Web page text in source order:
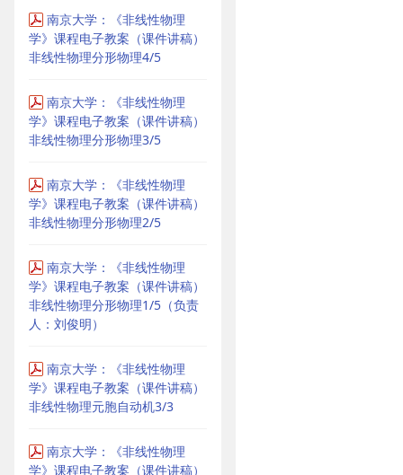
南京大学：《非线性物理
学》课程电子教案（课件讲稿）
非线性物理分形物理4/5
南京大学：《非线性物理
学》课程电子教案（课件讲稿）
非线性物理分形物理3/5
南京大学：《非线性物理
学》课程电子教案（课件讲稿）
非线性物理分形物理2/5
南京大学：《非线性物理
学》课程电子教案（课件讲稿）
非线性物理分形物理1/5（负责
人：刘俊明）
南京大学：《非线性物理
学》课程电子教案（课件讲稿）
非线性物理元胞自动机3/3
南京大学：《非线性物理
学》课程电子教案（课件讲稿）